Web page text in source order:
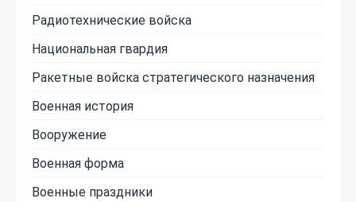
Радиотехнические войска
Национальная гвардия
Ракетные войска стратегического назначения
Военная история
Вооружение
Военная форма
Военные праздники